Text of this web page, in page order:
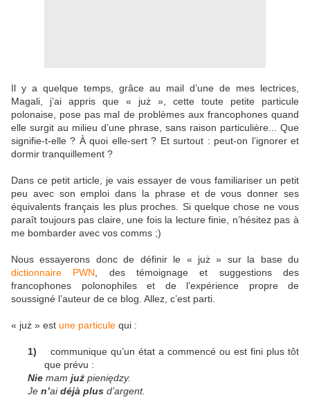
Il y a quelque temps, grâce au mail d’une de mes lectrices,
Magali, j’ai appris que « już », cette
toute petite particule
polonaise, pose pas mal de problèmes aux francophones quand
elle surgit au milieu d’une phrase, sans raison particulière... Que
signifie-t-elle ? À quoi elle-sert ? Et surtout : peut-on l’ignorer et
dormir tranquillement ?
Dans ce petit article, je vais essayer de vous familiariser un petit
peu avec son emploi dans la phrase et de vous donner ses
équivalents français les plus proches. Si quelque chose ne vous
paraît toujours pas claire, une fois la lecture finie, n’hésitez pas à
me bombarder avec vos comms ;)
Nous essayerons donc de définir le « już » sur la base du
dictionnaire PWN , des témoignage et suggestions des
francophones polonophiles et de l’expérience propre de
soussigné l’auteur de ce blog. Allez, c’est parti.
« już » est une particule qui :
1) communique qu’un état a commencé ou est fini plus tôt
que prévu :
Nie mam już pieniędzy.
Je n’aidéjà plus d’argent.